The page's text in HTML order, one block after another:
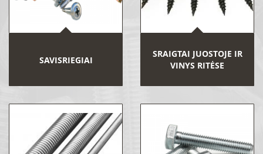
SAVISRIEGIAI
SRAIGTAI JUOSTOJE IR
VINYS RITĖSE